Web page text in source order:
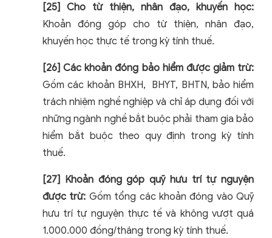
[25] Cho từ thiện, nhân đạo, khuyến học:
Khoản đóng góp cho từ thiện, nhân đạo,
khuyến học thực tế trong kỳ tính thuế.
[26] Các khoản đóng bảo hiểm được giảm trừ:
Gồm các khoản BHXH, BHYT, BHTN, bảo hiểm
trách nhiệm nghề nghiệp và chỉ áp dụng đối với
những ngành nghề bắt buộc phải tham gia bảo
hiểm bắt buộc theo quy định trong kỳ tính
thuế.
[27] Khoản đóng góp quỹ hưu trí tự nguyện
được trừ: Gồm tổng các khoản đóng vào Quỹ
hưu trí tự nguyện thực tế và không vượt quá
1.000.000 đồng/tháng trong kỳ tính thuế.